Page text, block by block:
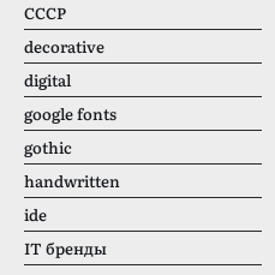
CCCР
decorative
digital
google fonts
gothic
handwritten
ide
IT бренды